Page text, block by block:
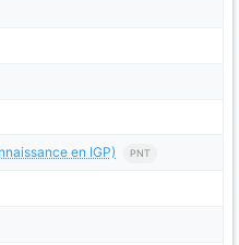
en IGP) PNT